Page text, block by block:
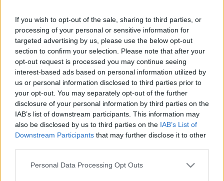
If you wish to opt-out of the sale, sharing to third parties, or
processing of your personal or sensitive information for
targeted advertising by us, please use the below opt-out
section to confirm your selection. Please note that after your
opt-out request is processed you may continue seeing
interest-based ads based on personal information utilized by
us or personal information disclosed to third parties prior to
your opt-out. You may separately opt-out of the further
disclosure of your personal information by third parties on the
IAB’s list of downstream participants. This information may
also be disclosed by us to third parties on the IAB’s List of
Downstream Participants that may further disclose it to other
Please note that this website/app uses one or more Google
Personal Data Processing Opt Outs
Tünet
Vizsgálat
Kezelés
Életmódváltás
Kutatás
Prevenció
Hírek
Videók
Kisállatok egészsége
#allergia #influenza #cukorbetegség
#orvosmeteorológia#vérnyomás#stroke#rákbetegség
#pajzsmirigy#reflux#ekcéma#herpesz